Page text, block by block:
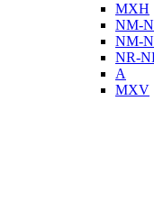
MXH
NM-
NM-
NR-
A
MXV